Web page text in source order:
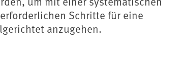
Schritte für eine
anzugehen.